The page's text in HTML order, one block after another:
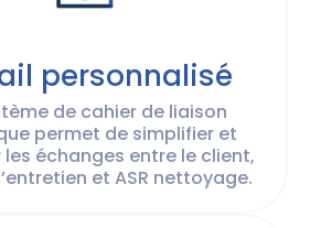
personnalisé
de cahier de liaison
permet de simplifier et
échanges entre le client,
et ASR nettoyage.